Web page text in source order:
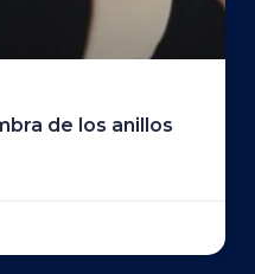
de los anillos